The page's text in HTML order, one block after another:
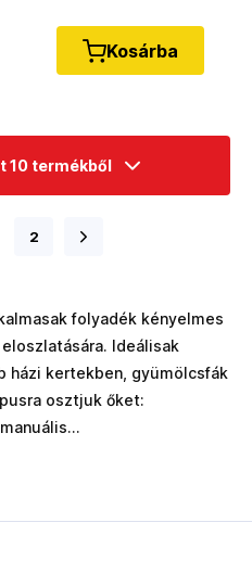
Kosárba
10 termékből
2
folyadék kényelmes
Ideálisak
házi kertekben, gyümölcsfák
osztjuk őket: